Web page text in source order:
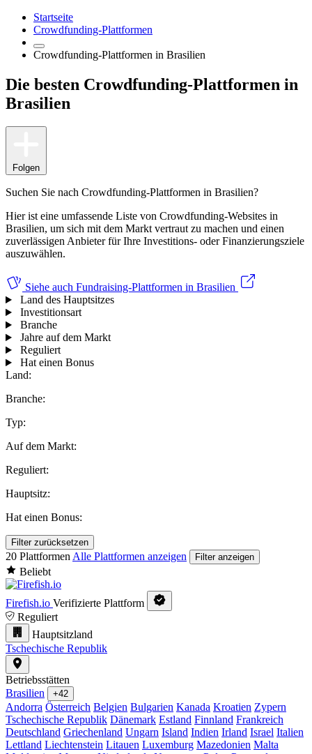
Startseite
Crowdfunding-Plattformen
Crowdfunding-Plattformen in Brasilien
Die besten Crowdfunding-Plattformen in
Brasilien
Folgen
Suchen Sie nach Crowdfunding-Plattformen in Brasilien?
Hier ist eine umfassende Liste von Crowdfunding-Websites in
Brasilien, um sich mit dem Markt vertraut zu machen und einen
zuverlässigen Anbieter für Ihre Investitions- oder Finanzierungsziele
auszuwählen.
Siehe auch Fundraising-Plattformen in Brasilien
Land des Hauptsitzes
Investitionsart
Branche
Jahre auf dem Markt
Reguliert
Hat einen Bonus
Land:
Branche:
Typ:
Auf dem Markt:
Reguliert:
Hauptsitz:
Hat einen Bonus:
Filter zurücksetzen
20 Plattformen Alle Plattformen anzeigen Filter anzeigen
Beliebt
Firefish.io Verifizierte Plattform
Reguliert
Hauptsitzland
Tschechische Republik
Betriebsstätten
Brasilien
+42
Andorra Österreich Belgien Bulgarien Kanada Kroatien Zypern
Tschechische Republik Dänemark Estland Finnland Frankreich
Deutschland Griechenland Ungarn Island Indien Irland Israel Italien
Lettland Liechtenstein Litauen Luxemburg Mazedonien Malta